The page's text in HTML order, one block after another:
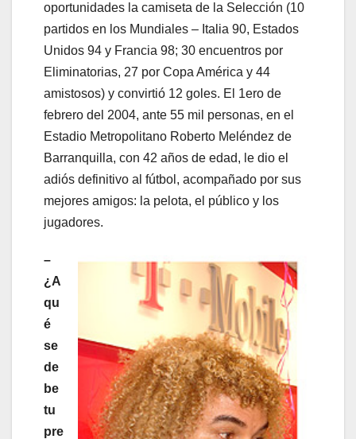
oportunidades la camiseta de la Selección (10
partidos en los Mundiales – Italia 90, Estados
Unidos 94 y Francia 98; 30 encuentros por
Eliminatorias, 27 por Copa América y 44
amistosos) y convirtió 12 goles. El 1ero de
febrero del 2004, ante 55 mil personas, en el
Estadio Metropolitano Roberto Meléndez de
Barranquilla, con 42 años de edad, le dio el
adiós definitivo al fútbol, acompañado por sus
mejores amigos: la pelota, el público y los
jugadores.
–
¿A
qu
é
se
de
be
tu
pre